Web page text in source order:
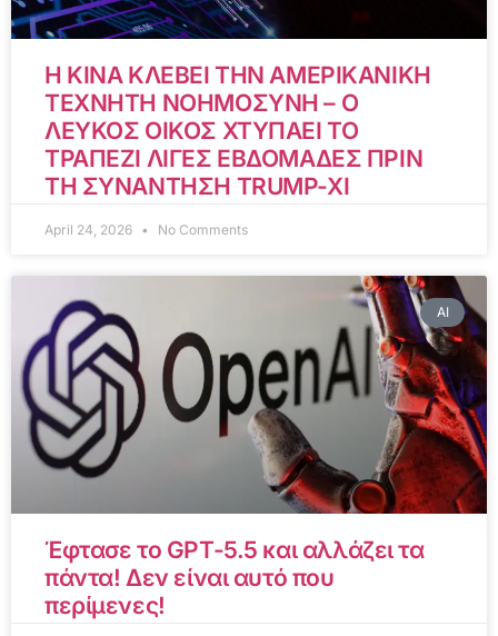
Η ΚΙΝΑ ΚΛΕΒΕΙ ΤΗΝ ΑΜΕΡΙΚΑΝΙΚΗ
ΤΕΧΝΗΤΗ ΝΟΗΜΟΣΥΝΗ – Ο
ΛΕΥΚΟΣ ΟΙΚΟΣ ΧΤΥΠΑΕΙ ΤΟ
ΤΡΑΠΕΖΙ ΛΙΓΕΣ ΕΒΔΟΜΑΔΕΣ ΠΡΙΝ
ΤΗ ΣΥΝΑΝΤΗΣΗ TRUMP-XI
April 24, 2026 No Comments
AI
Έφτασε το GPT-5.5 και αλλάζει τα
πάντα! Δεν είναι αυτό που
περίμενες!